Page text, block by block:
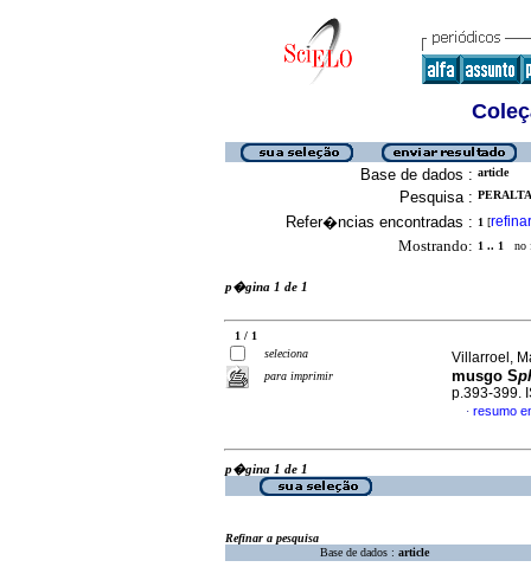
Base de dados : article
Pesquisa :
Refer�ncias encontradas : 1 [refinar
Mostrando: 1 .. 1 no
p�gina 1 de 1
1 / 1
seleciona
para imprimir
Villarroel,
musgo S
p.393-399.
· resumo
p�gina 1 de 1
Refinar a pesquisa
Base de dados : article